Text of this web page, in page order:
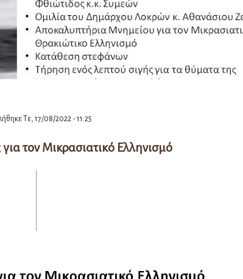
Τε, 17/08/2022 - 11:25
τον Μικρασιατικό Ελληνισμό